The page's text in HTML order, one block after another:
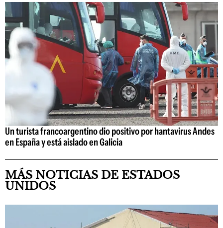
Un turista francoargentino dio positivo por hantavirus Andes
en España y está aislado en Galicia
MÁS NOTICIAS DE ESTADOS
UNIDOS